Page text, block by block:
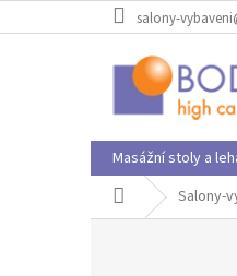
na
salony-
Masážní stoly a
Domů Salony-